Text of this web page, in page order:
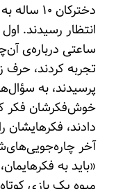
دخترکان
انتظار رسیدند.
ساعتی درباره‌ی
تجربه کردند، حرف
پرسیدند، به
خوش‌فکرشان فکر
دادند،
آخر
«باید به